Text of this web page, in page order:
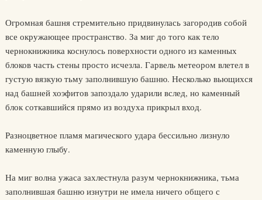
Огромная башня стремительно придвинулась загородив собой
все окружающее пространство. За миг до того как тело
чернокнижника коснулось поверхности одного из каменных
блоков часть стены просто исчезла. Гарвель метеором влетел в
густую вязкую тьму заполнившую башню. Несколько вьющихся
над башней хоэфитов запоздало ударили вслед, но каменный
блок соткавшийся прямо из воздуха прикрыл вход.
Разноцветное пламя магического удара бессильно лизнуло
каменную глыбу.
На миг волна ужаса захлестнула разум чернокнижника, тьма
заполнившая башню изнутри не имела ничего общего с